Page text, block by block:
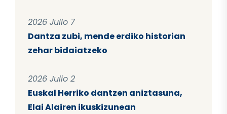
2026 Julio 7
Dantza zubi, mende erdiko historian
zehar bidaiatzeko
2026 Julio 2
Euskal Herriko dantzen aniztasuna,
Elai Alairen ikuskizunean